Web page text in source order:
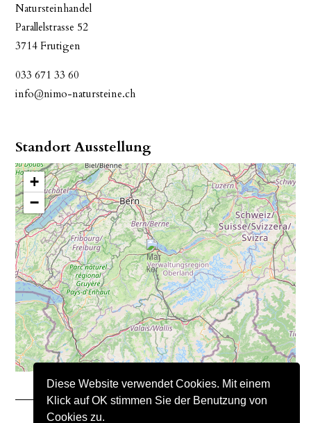
Diese Website verwendet Cookies. Mit einem
Klick auf OK stimmen Sie der Benutzung von
Cookies zu.
Natursteinhandel
Parallelstrasse 52
3714 Frutigen
033 671 33 60
info@nimo-natursteine.ch
Standort Ausstellung
+
−